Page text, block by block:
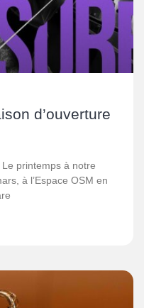
d’ouverture
printemps à notre
à l’Espace OSM en